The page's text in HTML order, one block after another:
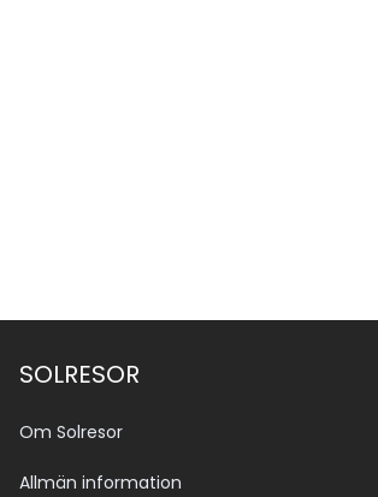
SOLRESOR
Om Solresor
Allmän information